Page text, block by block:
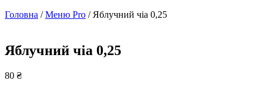
Головна /Meню Pro / Яблучний чіа 0,25
Яблучний чіа 0,25
80 ₴